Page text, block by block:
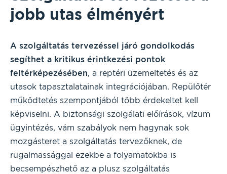
jobb utas élményért
A szolgáltatás tervezéssel járó gondolkodás
segíthet a kritikus érintkezési pontok
feltérképezésében, a reptéri üzemeltetés és az
utasok tapasztalatainak integrációjában. Repülőtér
működtetés szempontjából több érdekeltet kell
képviselni. A biztonsági szolgálati előírások, vízum
ügyintézés, vám szabályok nem hagynak sok
mozgásteret a szolgáltatás tervezőknek, de
rugalmassággal ezekbe a folyamatokba is
becsempészhető az a plusz szolgáltatás